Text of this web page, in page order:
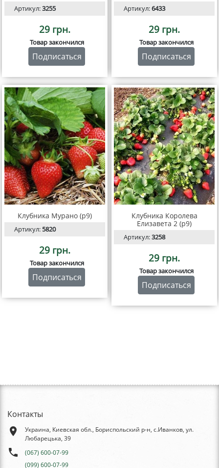
Артикул:3255
29 грн.
Товар закончился
Подписаться
Артикул:6433
29 грн.
Товар закончился
Подписаться
Клубника Мурано (р9)
Артикул:5820
29 грн.
Товар закончился
Подписаться
Клубника Королева
Елизавета 2 (р9)
Артикул:3258
29 грн.
Товар закончился
Подписаться
Контакты
place
Украина, Киевская обл., Бориспольский р-н, с.Иванков, ул.
Любарецька, 39
phone
(067) 600-07-99
(099) 600-07-99